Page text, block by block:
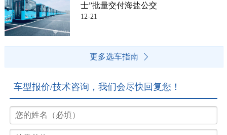
士”批量交付海盐公交
12-21
更多选车指南
车型报价/技术咨询，我们会尽快回复您！